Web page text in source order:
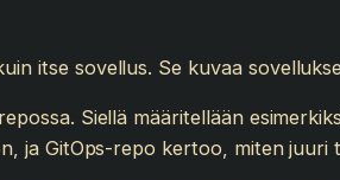
itse sovellus. Se kuvaa
Siellä määritellään
ja GitOps-repo kertoo, miten juuri